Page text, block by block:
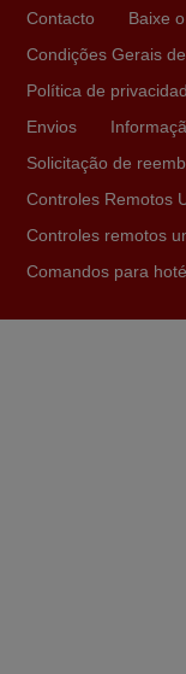
Já recebi o
programação.
Contacto Baixe
Condições Gerais
Política de
Envios
Solicitação de
Controles Remotos
Controles remotos
Comandos para